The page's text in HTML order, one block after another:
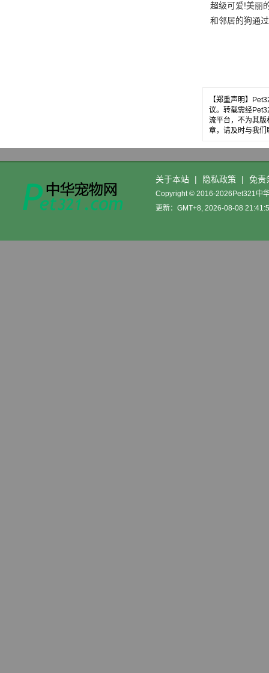
超级可爱!美丽
和邻居的狗通
【郑重声明】
议。转载需经
流平台，不为其
章，请及时与我
关于本站 | 隐私政策 | 免责
Copyright © 2016-2026Pet321中
更新：GMT+8, 2026-08-08